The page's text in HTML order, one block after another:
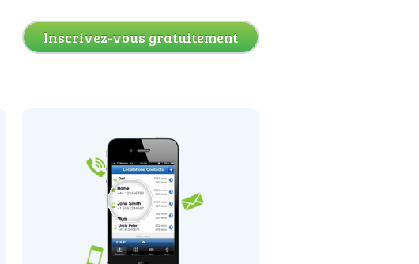
Inscrivez-vous gratuitement